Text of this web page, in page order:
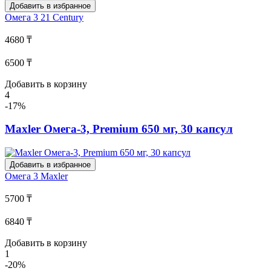
Добавить в избранное
Омега 3 21 Century
4680 ₸
6500 ₸
Добавить в корзину
4
-17%
Maxler Омега-3, Premium 650 мг, 30 капсул
Добавить в избранное
Омега 3 Maxler
5700 ₸
6840 ₸
Добавить в корзину
1
-20%